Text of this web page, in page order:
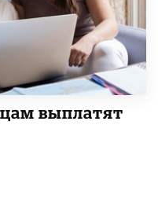
выплатят